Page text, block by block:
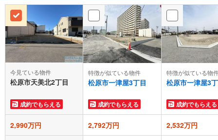
今見ている物件
松原市天美北2丁目
成約でもらえる
特徴が似ている物件
松原市一津屋3丁目
成約でもらえる
特徴が似ている物
松原市一津屋3
成約でもらえる
2,990万円 2,792万円 2,532万円